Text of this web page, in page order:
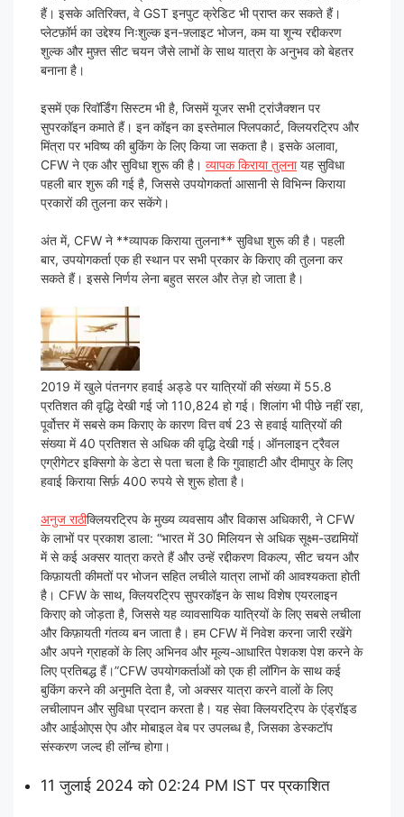
हैं। इसके अतिरिक्त, वे GST इनपुट क्रेडिट भी प्राप्त कर सकते हैं।
प्लेटफ़ॉर्म का उद्देश्य निःशुल्क इन-फ़्लाइट भोजन, कम या शून्य रद्दीकरण
शुल्क और मुफ़्त सीट चयन जैसे लाभों के साथ यात्रा के अनुभव को बेहतर
बनाना है।
इसमें एक रिवॉर्डिंग सिस्टम भी है, जिसमें यूजर सभी ट्रांजैक्शन पर
सुपरकॉइन कमाते हैं। इन कॉइन का इस्तेमाल फ्लिपकार्ट, क्लियरट्रिप और
मिंत्रा पर भविष्य की बुकिंग के लिए किया जा सकता है। इसके अलावा,
CFW ने एक और सुविधा शुरू की है। व्यापक किराया तुलनायह सुविधा
पहली बार शुरू की गई है, जिससे उपयोगकर्ता आसानी से विभिन्न किराया
प्रकारों की तुलना कर सकेंगे।
अंत में, CFW ने **व्यापक किराया तुलना** सुविधा शुरू की है। पहली
बार, उपयोगकर्ता एक ही स्थान पर सभी प्रकार के किराए की तुलना कर
सकते हैं। इससे निर्णय लेना बहुत सरल और तेज़ हो जाता है।
2019 में खुले पंतनगर हवाई अड्डे पर यात्रियों की संख्या में 55.8
प्रतिशत की वृद्धि देखी गई जो 110,824 हो गई। शिलांग भी पीछे नहीं रहा,
पूर्वोत्तर में सबसे कम किराए के कारण वित्त वर्ष 23 से हवाई यात्रियों की
संख्या में 40 प्रतिशत से अधिक की वृद्धि देखी गई। ऑनलाइन ट्रैवल
एग्रीगेटर इक्सिगो के डेटा से पता चला है कि गुवाहाटी और दीमापुर के लिए
हवाई किराया सिर्फ़ 400 रुपये से शुरू होता है।
अनुज राठीक्लियरट्रिप के मुख्य व्यवसाय और विकास अधिकारी, ने CFW
के लाभों पर प्रकाश डाला: “भारत में 30 मिलियन से अधिक सूक्ष्म-उद्यमियों
में से कई अक्सर यात्रा करते हैं और उन्हें रद्दीकरण विकल्प, सीट चयन और
किफ़ायती कीमतों पर भोजन सहित लचीले यात्रा लाभों की आवश्यकता होती
है। CFW के साथ, क्लियरट्रिप सुपरकॉइन के साथ विशेष एयरलाइन
किराए को जोड़ता है, जिससे यह व्यावसायिक यात्रियों के लिए सबसे लचीला
और किफ़ायती गंतव्य बन जाता है। हम CFW में निवेश करना जारी रखेंगे
और अपने ग्राहकों के लिए अभिनव और मूल्य-आधारित पेशकश पेश करने के
लिए प्रतिबद्ध हैं।”CFW उपयोगकर्ताओं को एक ही लॉगिन के साथ कई
बुकिंग करने की अनुमति देता है, जो अक्सर यात्रा करने वालों के लिए
लचीलापन और सुविधा प्रदान करता है। यह सेवा क्लियरट्रिप के एंड्रॉइड
और आईओएस ऐप और मोबाइल वेब पर उपलब्ध है, जिसका डेस्कटॉप
संस्करण जल्द ही लॉन्च होगा।
11 जुलाई 2024 को 02:24 PM IST पर प्रकाशित